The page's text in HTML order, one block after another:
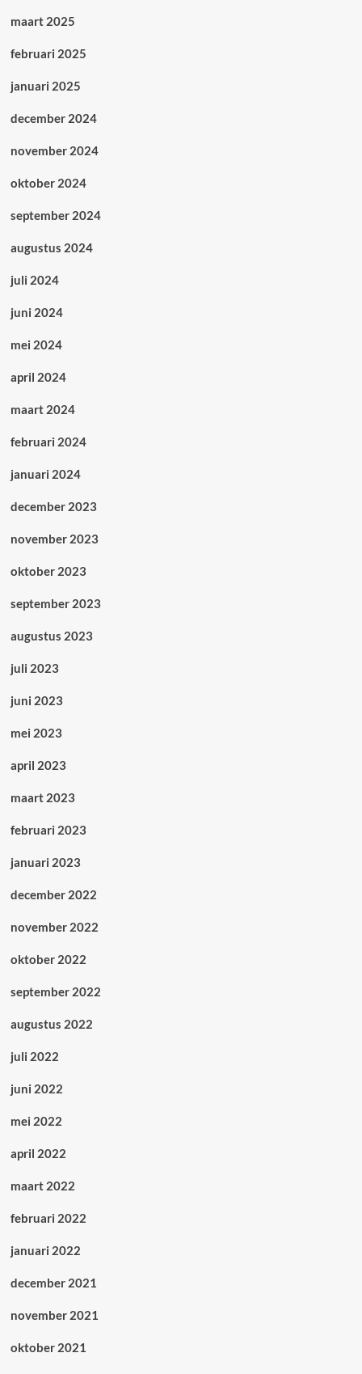
maart 2025
februari 2025
januari 2025
december 2024
november 2024
oktober 2024
september 2024
augustus 2024
juli 2024
juni 2024
mei 2024
april 2024
maart 2024
februari 2024
januari 2024
december 2023
november 2023
oktober 2023
september 2023
augustus 2023
juli 2023
juni 2023
mei 2023
april 2023
maart 2023
februari 2023
januari 2023
december 2022
november 2022
oktober 2022
september 2022
augustus 2022
juli 2022
juni 2022
mei 2022
april 2022
maart 2022
februari 2022
januari 2022
december 2021
november 2021
oktober 2021